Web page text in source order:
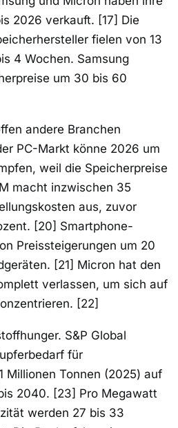
2026 verkauft. [17] Die
fielen von 13
4 Wochen. Samsung
um 30 bis 60
andere Branchen
PC-Markt könne 2026 um
weil die Speicherpreise
macht inzwischen 35
aus, zuvor
[20] Smartphone-
Preissteigerungen um 20
[21] Micron hat den
verlassen, um sich auf
[22]
S&P Global
für
Millionen Tonnen (2025) auf
2040. [23] Pro Megawatt
werden 27 bis 33